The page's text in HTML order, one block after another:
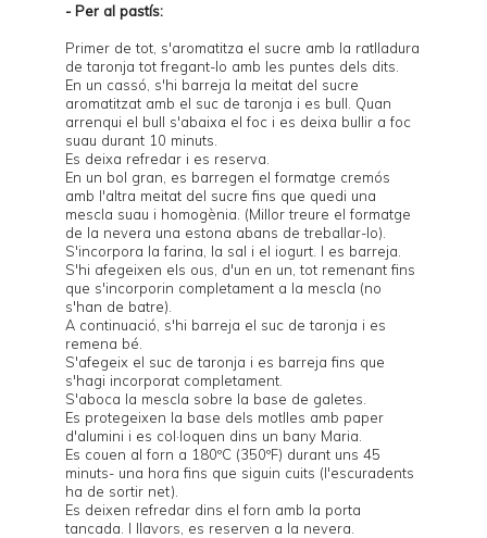
- Per al pastís:
Primer de tot, s'aromatitza el sucre amb la ratlladura
de taronja tot fregant-lo amb les puntes dels dits.
En un cassó, s'hi barreja la meitat del sucre
aromatitzat amb el suc de taronja i es bull. Quan
arrenqui el bull s'abaixa el foc i es deixa bullir a foc
suau durant 10 minuts.
Es deixa refredar i es reserva.
En un bol gran, es barregen el formatge cremós
amb l'altra meitat del sucre fins que quedi una
mescla suau i homogènia. (Millor treure el formatge
de la nevera una estona abans de treballar-lo).
S'incorpora la farina, la sal i el iogurt. I es barreja.
S'hi afegeixen els ous, d'un en un, tot remenant fins
que s'incorporin completament a la mescla (no
s'han de batre).
A continuació, s'hi barreja el suc de taronja i es
remena bé.
S'afegeix el suc de taronja i es barreja fins que
s'hagi incorporat completament.
S'aboca la mescla sobre la base de galetes.
Es protegeixen la base dels motlles amb paper
d'alumini i es col·loquen dins un bany Maria.
Es couen al forn a 180ºC (350ºF) durant uns 45
minuts- una hora fins que siguin cuits (l'escuradents
ha de sortir net).
Es deixen refredar dins el forn amb la porta
tancada. I llavors, es reserven a la nevera.